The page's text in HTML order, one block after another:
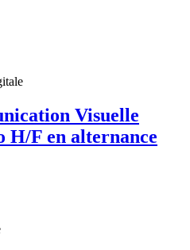
Visuelle
H/F en alternance